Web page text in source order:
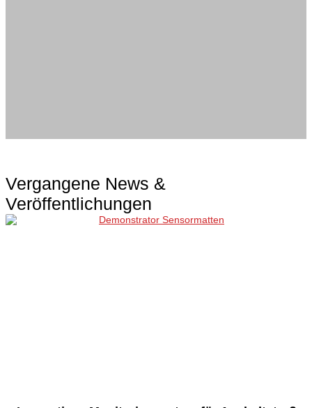
Vergangene News &
Veröffentlichungen